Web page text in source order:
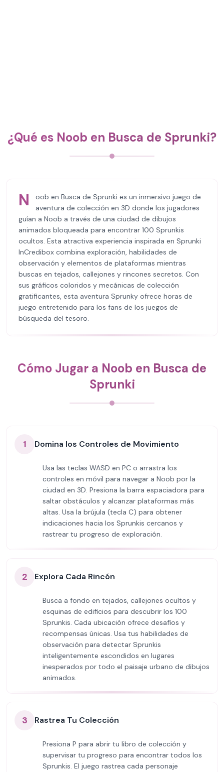
¿Qué es Noob en Busca de Sprunki?
N
oob en Busca de Sprunki es un inmersivo juego de
aventura de colección en 3D donde los jugadores
guían a Noob a través de una ciudad de dibujos
animados bloqueada para encontrar 100 Sprunkis
ocultos. Esta atractiva experiencia inspirada en Sprunki
InCredibox combina exploración, habilidades de
observación y elementos de plataformas mientras
buscas en tejados, callejones y rincones secretos. Con
sus gráficos coloridos y mecánicas de colección
gratificantes, esta aventura Sprunky ofrece horas de
juego entretenido para los fans de los juegos de
búsqueda del tesoro.
Cómo Jugar a Noob en Busca de
Sprunki
1 Domina los Controles de Movimiento
Usa las teclas WASD en PC o arrastra los
controles en móvil para navegar a Noob por la
ciudad en 3D. Presiona la barra espaciadora para
saltar obstáculos y alcanzar plataformas más
altas. Usa la brújula (tecla C) para obtener
indicaciones hacia los Sprunkis cercanos y
rastrear tu progreso de exploración.
2 Explora Cada Rincón
Busca a fondo en tejados, callejones ocultos y
esquinas de edificios para descubrir los 100
Sprunkis. Cada ubicación ofrece desafíos y
recompensas únicas. Usa tus habilidades de
observación para detectar Sprunkis
inteligentemente escondidos en lugares
inesperados por todo el paisaje urbano de dibujos
animados.
3 Rastrea Tu Colección
Presiona P para abrir tu libro de colección y
supervisar tu progreso para encontrar todos los
Sprunkis. El juego rastrea cada personaje